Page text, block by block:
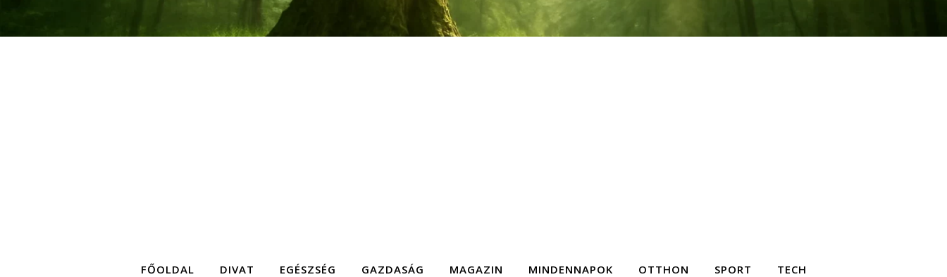
FŐOLDAL DIVAT EGÉSZSÉG GAZDASÁG MAGAZIN MINDENNAPOK OTTHON SPORT TECH